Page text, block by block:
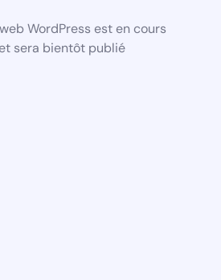
WordPress est en cours
sera bientôt publié